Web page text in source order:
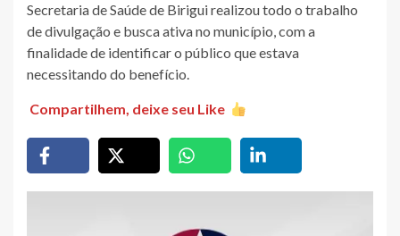
Secretaria de Saúde de Birigui realizou todo o trabalho
de divulgação e busca ativa no município, com a
finalidade de identificar o público que estava
necessitando do benefício.
Compartilhem, deixe seu Like